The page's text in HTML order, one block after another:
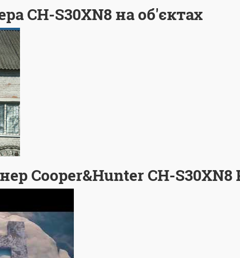
CH-S30XN8 на об'єктах
Cooper&Hunter CH-S30XN8